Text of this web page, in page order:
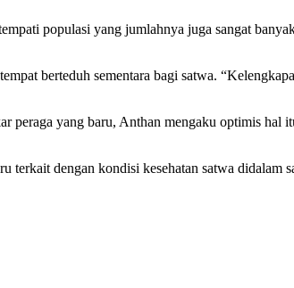
populasi yang jumlahnya juga sangat
berteduh sementara bagi satwa.
peraga yang baru, Anthan mengaku optimis
dengan kondisi kesehatan satwa didalam